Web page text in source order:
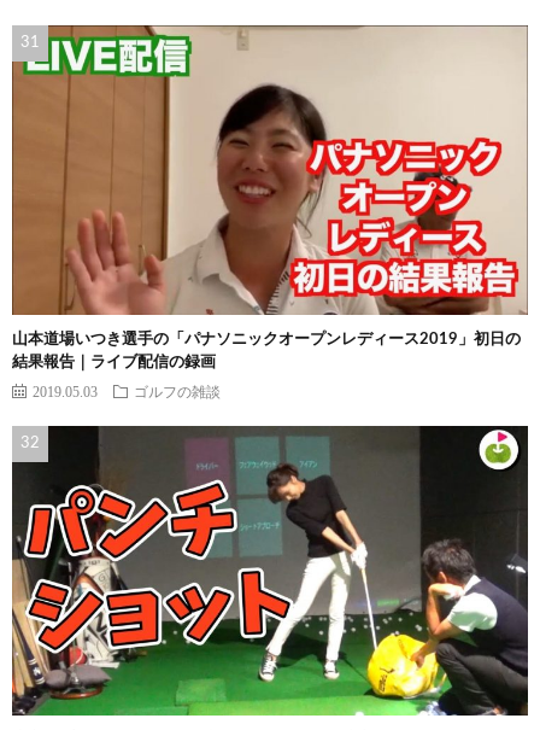
山本道場いつき選手の「パナソニックオープンレディース2019」初日の
結果報告｜ライブ配信の録画
2019.05.03 ゴルフの雑談